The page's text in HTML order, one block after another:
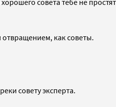
как советы.
совету эксперта.